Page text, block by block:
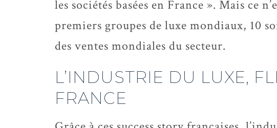
les sociétés basées en France ». Mais ce
premiers groupes de luxe mondiaux, 10
des ventes mondiales du secteur.
L’INDUSTRIE DU LUXE,
FRANCE